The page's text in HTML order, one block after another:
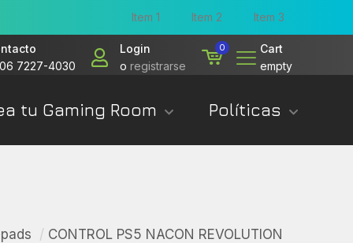
Item 1 Item 2 Item 3
7227-4030
Login
o registrarse
0
Cart
empty
tu Gaming Room Políticas
/ CONTROL PS5 NACON REVOLUTION